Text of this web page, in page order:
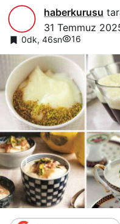
haberkurusu
31 Temmuz
0dk, 46sn 16